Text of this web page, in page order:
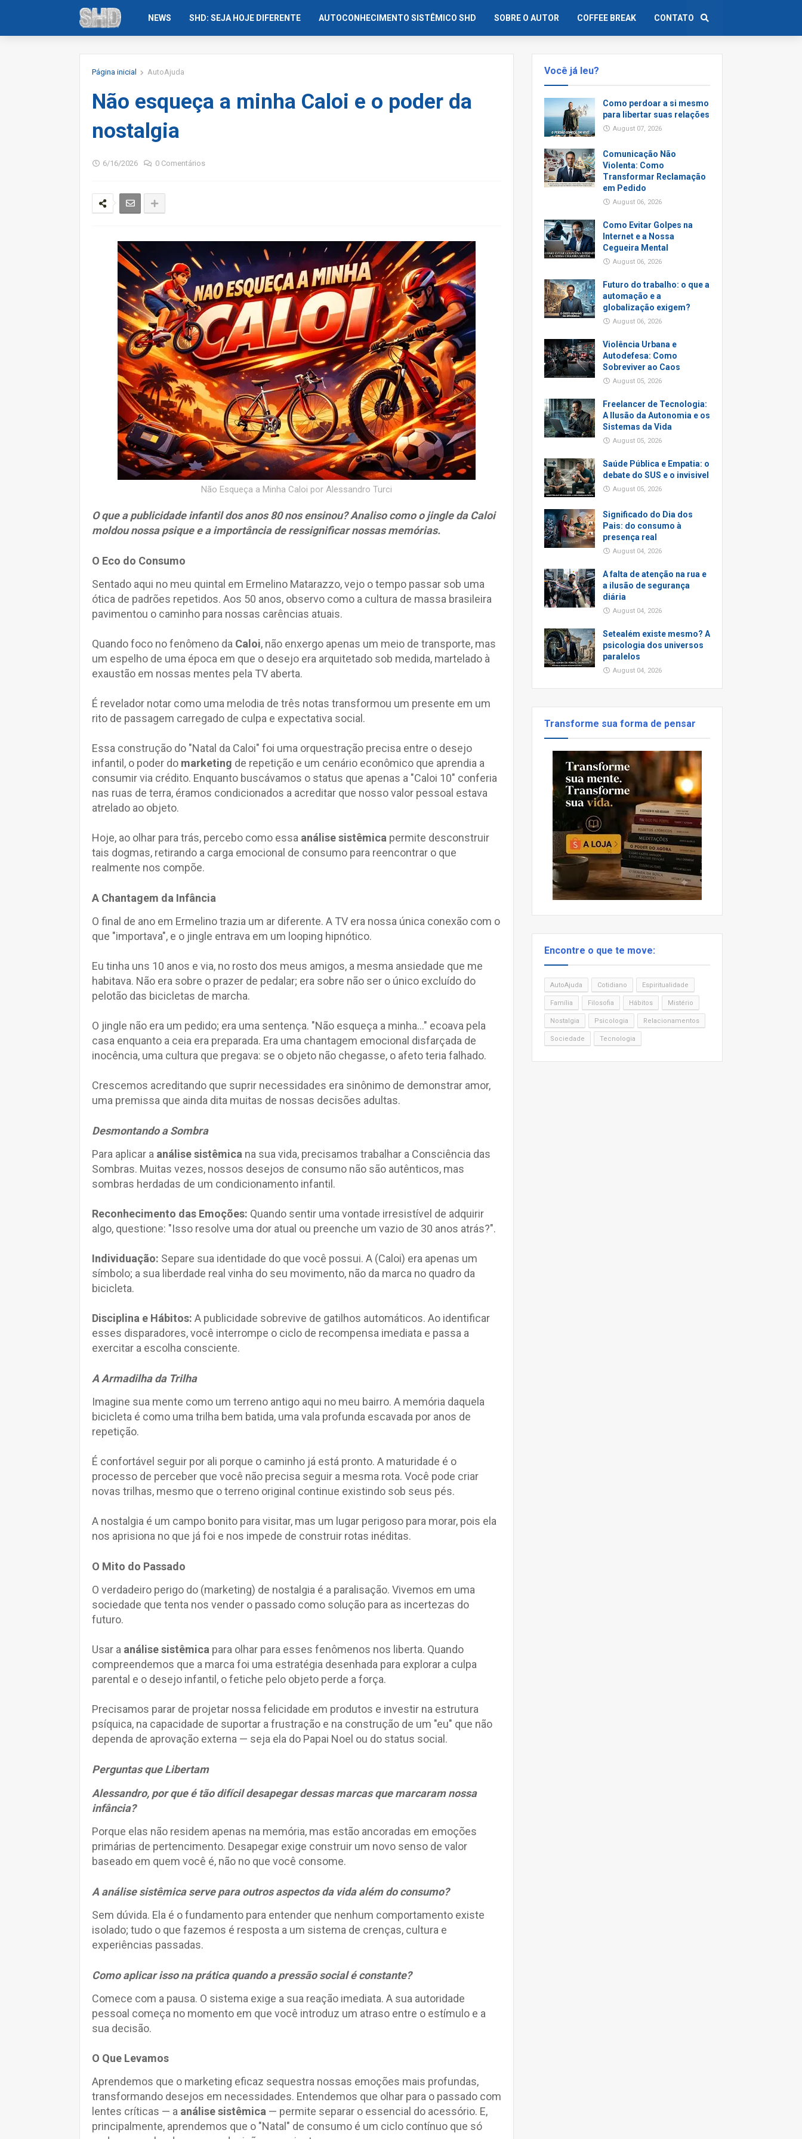
NEWS SHD: SEJA HOJE DIFERENTE AUTOCONHECIMENTO SISTÊMICO SHD SOBRE O AUTOR COFFEE BREAK CONTATO
Página inicial AutoAjuda
Não esqueça a minha Caloi e o poder da
nostalgia
6/16/2026 0 Comentários
Não Esqueça a Minha Caloi por Alessandro Turci
O que a publicidade infantil dos anos 80 nos ensinou? Analiso como o jingle da Caloi
moldou nossa psique e a importância de ressignificar nossas memórias.
O Eco do Consumo
Sentado aqui no meu quintal em Ermelino Matarazzo, vejo o tempo passar sob uma
ótica de padrões repetidos. Aos 50 anos, observo como a cultura de massa brasileira
pavimentou o caminho para nossas carências atuais.
Quando foco no fenômeno da Caloi, não enxergo apenas um meio de transporte, mas
um espelho de uma época em que o desejo era arquitetado sob medida, martelado à
exaustão em nossas mentes pela TV aberta.
É revelador notar como uma melodia de três notas transformou um presente em um
rito de passagem carregado de culpa e expectativa social.
Essa construção do "Natal da Caloi" foi uma orquestração precisa entre o desejo
infantil, o poder do marketing de repetição e um cenário econômico que aprendia a
consumir via crédito. Enquanto buscávamos o status que apenas a "Caloi 10" conferia
nas ruas de terra, éramos condicionados a acreditar que nosso valor pessoal estava
atrelado ao objeto.
Hoje, ao olhar para trás, percebo como essa análise sistêmica permite desconstruir
tais dogmas, retirando a carga emocional de consumo para reencontrar o que
realmente nos compõe.
A Chantagem da Infância
O final de ano em Ermelino trazia um ar diferente. A TV era nossa única conexão com o
que "importava", e o jingle entrava em um looping hipnótico.
Eu tinha uns 10 anos e via, no rosto dos meus amigos, a mesma ansiedade que me
habitava. Não era sobre o prazer de pedalar; era sobre não ser o único excluído do
pelotão das bicicletas de marcha.
O jingle não era um pedido; era uma sentença. "Não esqueça a minha..." ecoava pela
casa enquanto a ceia era preparada. Era uma chantagem emocional disfarçada de
inocência, uma cultura que pregava: se o objeto não chegasse, o afeto teria falhado.
Crescemos acreditando que suprir necessidades era sinônimo de demonstrar amor,
uma premissa que ainda dita muitas de nossas decisões adultas.
Desmontando a Sombra
Para aplicar a análise sistêmica na sua vida, precisamos trabalhar a Consciência das
Sombras. Muitas vezes, nossos desejos de consumo não são autênticos, mas
sombras herdadas de um condicionamento infantil.
Reconhecimento das Emoções: Quando sentir uma vontade irresistível de adquirir
algo, questione: "Isso resolve uma dor atual ou preenche um vazio de 30 anos atrás?".
Individuação: Separe sua identidade do que você possui. A (Caloi) era apenas um
símbolo; a sua liberdade real vinha do seu movimento, não da marca no quadro da
bicicleta.
Disciplina e Hábitos: A publicidade sobrevive de gatilhos automáticos. Ao identificar
esses disparadores, você interrompe o ciclo de recompensa imediata e passa a
exercitar a escolha consciente.
A Armadilha da Trilha
Imagine sua mente como um terreno antigo aqui no meu bairro. A memória daquela
bicicleta é como uma trilha bem batida, uma vala profunda escavada por anos de
repetição.
É confortável seguir por ali porque o caminho já está pronto. A maturidade é o
processo de perceber que você não precisa seguir a mesma rota. Você pode criar
novas trilhas, mesmo que o terreno original continue existindo sob seus pés.
A nostalgia é um campo bonito para visitar, mas um lugar perigoso para morar, pois ela
nos aprisiona no que já foi e nos impede de construir rotas inéditas.
O Mito do Passado
O verdadeiro perigo do (marketing) de nostalgia é a paralisação. Vivemos em uma
sociedade que tenta nos vender o passado como solução para as incertezas do
futuro.
Usar a análise sistêmica para olhar para esses fenômenos nos liberta. Quando
compreendemos que a marca foi uma estratégia desenhada para explorar a culpa
parental e o desejo infantil, o fetiche pelo objeto perde a força.
Precisamos parar de projetar nossa felicidade em produtos e investir na estrutura
psíquica, na capacidade de suportar a frustração e na construção de um "eu" que não
dependa de aprovação externa — seja ela do Papai Noel ou do status social.
Perguntas que Libertam
Alessandro, por que é tão difícil desapegar dessas marcas que marcaram nossa
infância?
Porque elas não residem apenas na memória, mas estão ancoradas em emoções
primárias de pertencimento. Desapegar exige construir um novo senso de valor
baseado em quem você é, não no que você consome.
A análise sistêmica serve para outros aspectos da vida além do consumo?
Sem dúvida. Ela é o fundamento para entender que nenhum comportamento existe
isolado; tudo o que fazemos é resposta a um sistema de crenças, cultura e
experiências passadas.
Como aplicar isso na prática quando a pressão social é constante?
Comece com a pausa. O sistema exige a sua reação imediata. A sua autoridade
pessoal começa no momento em que você introduz um atraso entre o estímulo e a
sua decisão.
O Que Levamos
Aprendemos que o marketing eficaz sequestra nossas emoções mais profundas,
transformando desejos em necessidades. Entendemos que olhar para o passado com
lentes críticas — a análise sistêmica — permite separar o essencial do acessório. E,
principalmente, aprendemos que o "Natal" de consumo é um ciclo contínuo que só
Você já leu?
Como perdoar a si mesmo
para libertar suas relações
August 07, 2026
Comunicação Não
Violenta: Como
Transformar Reclamação
em Pedido
August 06, 2026
Como Evitar Golpes na
Internet e a Nossa
Cegueira Mental
August 06, 2026
Futuro do trabalho: o que a
automação e a
globalização exigem?
August 06, 2026
Violência Urbana e
Autodefesa: Como
Sobreviver ao Caos
August 05, 2026
Freelancer de Tecnologia:
A Ilusão da Autonomia e os
Sistemas da Vida
August 05, 2026
Saúde Pública e Empatia: o
debate do SUS e o invisivel
August 05, 2026
Significado do Dia dos
Pais: do consumo à
presença real
August 04, 2026
A falta de atenção na rua e
a ilusão de segurança
diária
August 04, 2026
Setealém existe mesmo? A
psicologia dos universos
paralelos
August 04, 2026
Transforme sua forma de pensar
Encontre o que te move:
AutoAjuda Cotidiano Espiritualidade
Família Filosofia Hábitos Mistério
Nostalgia Psicologia Relacionamentos
Sociedade Tecnologia